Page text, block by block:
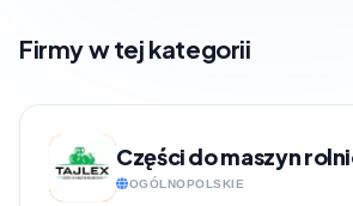
Firmy w tej kategorii
OGÓLNOPOLSKIE